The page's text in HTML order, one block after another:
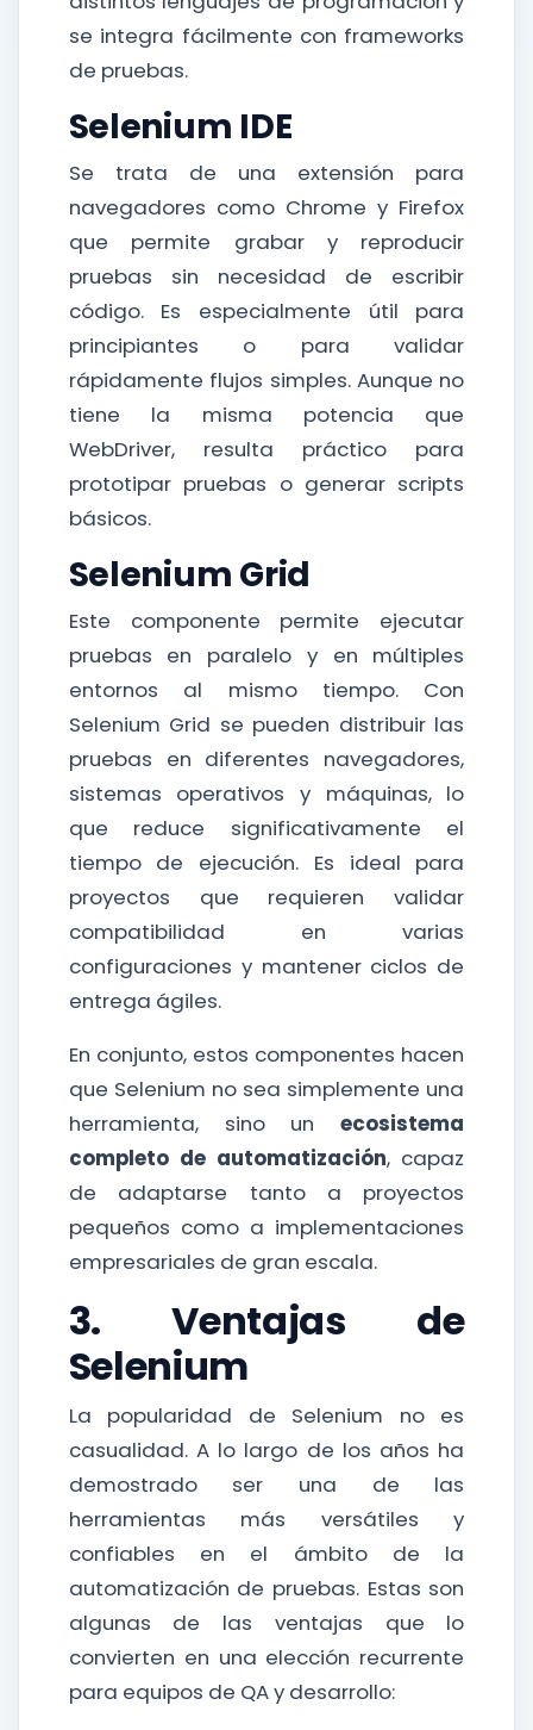
se integra fácilmente con frameworks
de pruebas.
Selenium IDE
Se trata de una extensión para
navegadores como Chrome y Firefox
que permite grabar y reproducir
pruebas sin necesidad de escribir
código. Es especialmente útil para
principiantes o para validar
rápidamente flujos simples. Aunque no
tiene la misma potencia que
WebDriver, resulta práctico para
prototipar pruebas o generar scripts
básicos.
Selenium Grid
Este componente permite ejecutar
pruebas en paralelo y en múltiples
entornos al mismo tiempo. Con
Selenium Grid se pueden distribuir las
pruebas en diferentes navegadores,
sistemas operativos y máquinas, lo
que reduce significativamente el
tiempo de ejecución. Es ideal para
proyectos que requieren validar
compatibilidad en varias
configuraciones y mantener ciclos de
entrega ágiles.
En conjunto, estos componentes hacen
que Selenium no sea simplemente una
herramienta, sino unecosistema
completo de automatización, capaz
de adaptarse tanto a proyectos
pequeños como a implementaciones
empresariales de gran escala.
3. Ventajas de
Selenium
La popularidad de Selenium no es
casualidad. A lo largo de los años ha
demostrado ser una de las
herramientas más versátiles y
confiables en el ámbito de la
automatización de pruebas. Estas son
algunas de las ventajas que lo
convierten en una elección recurrente
para equipos de QA y desarrollo: